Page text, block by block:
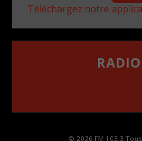
Téléchargez notre
© 2026 FM 103,3